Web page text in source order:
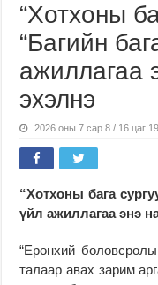
“Хотхоны
“Багийн
ажиллагаа
эхэлнэ
2026 оны 7 сар 8 / 16 цаг
“Хотхоны бага
үйл ажиллагаа энэ
“Ерөнхий
талаар авах зарим